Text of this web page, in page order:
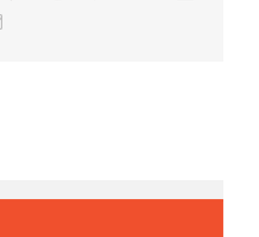
Email